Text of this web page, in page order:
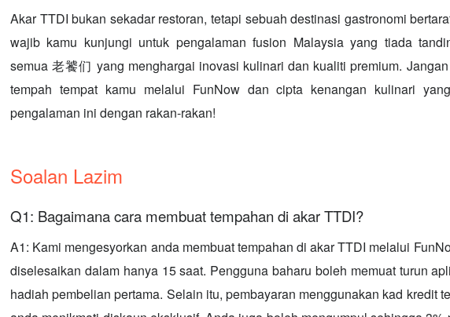
Akar TTDI bukan sekadar restoran, tetapi sebuah destinasi gastronomi
wajib kamu kunjungi untuk pengalaman fusion Malaysia yang tiada
semua 老饕们 yang menghargai inovasi kulinari dan kualiti premium.
tempah tempat kamu melalui FunNow dan cipta kenangan kulinari
pengalaman ini dengan rakan-rakan!
Soalan Lazim
Q1: Bagaimana cara membuat tempahan di akar TTDI?
A1: Kami mengesyorkan anda membuat tempahan di akar TTDI melalui
diselesaikan dalam hanya 15 saat. Pengguna baharu boleh memuat turun
hadiah pembelian pertama. Selain itu, pembayaran menggunakan kad kredit